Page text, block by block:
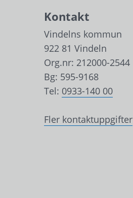
Kontakt
Vindelns kommun
922 81 Vindeln
Org.nr: 212000-2544
Bg: 595-9168
Tel: 0933-140 00
Fler kontaktuppgifter